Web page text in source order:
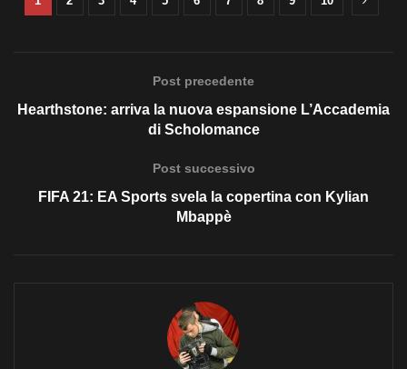
Post precedente
Hearthstone: arriva la nuova espansione L’Accademia
di Scholomance
Post successivo
FIFA 21: EA Sports svela la copertina con Kylian
Mbappè